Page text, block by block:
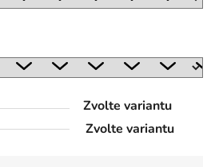
Zvolte variantu
Zvolte variantu